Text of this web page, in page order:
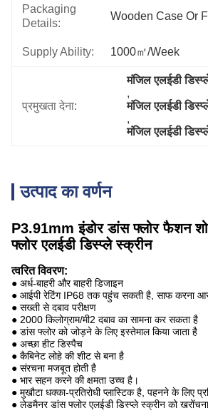
Packaging
Details:
Wooden Case Or
Supply Ability: 1000㎡/week
प्रमुखता देना:
मंजिल एलईडी
,
मंजिल एलईडी
,
मंजिल एलईडी
उत्पाद का वर्णन
P3.91mm इंडोर डांस फ्लोर फैशन शो
फ्लोर एलईडी डिस्प्ले स्क्रीन
त्वरित विवरण:
● अर्ध-बाहरी और बाहरी डिजाइन
● आईपी रेटिंग IP68 तक पहुंच सकती है, साफ करना
● सख्ती से दबाव परीक्षण
● 2000 किलोग्राम/मी2 दबाव का सामना कर सकता है
● डांस फ्लोर को जोड़ने के लिए इस्तेमाल किया जाता है
● अच्छा हीट डिस्पैच
● कैबिनेट लोहे की शीट से बना है
● संरचना मजबूत होती है
● भार सहन करने की क्षमता उच्च है।
● मुखौटा धक्का-प्रतिरोधी प्लास्टिक है, पहनने के लिए
● लेडमैनर डांस फ्लोर एलईडी डिस्प्ले स्क्रीन को